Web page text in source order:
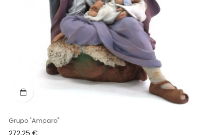
Grupo "Amparo"
Precio
272,25 €